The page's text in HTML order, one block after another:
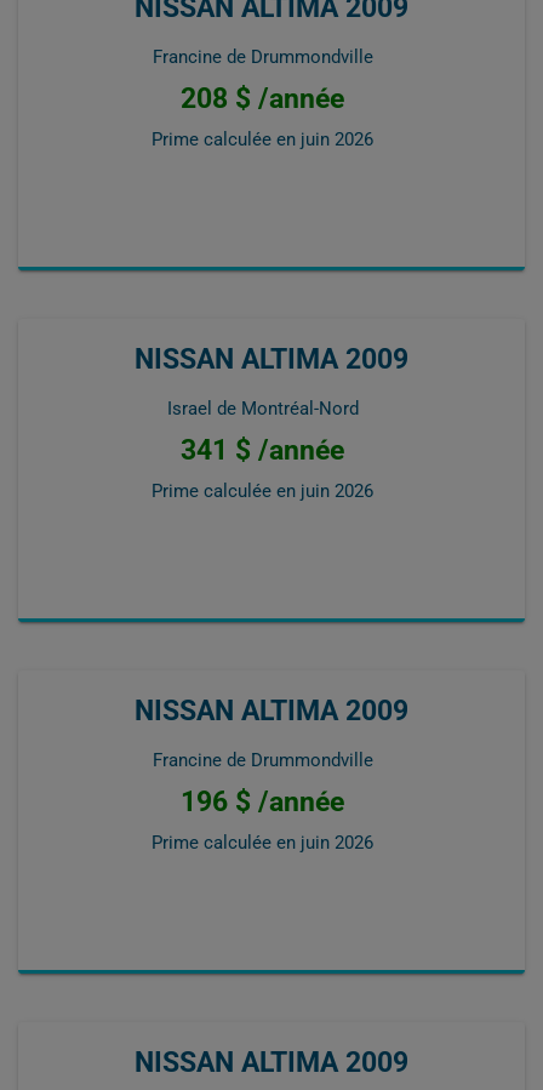
NISSAN ALTIMA 2009
Francine de Drummondville
208 $ /année
Prime calculée en juin 2026
NISSAN ALTIMA 2009
Israel de Montréal-Nord
341 $ /année
Prime calculée en juin 2026
NISSAN ALTIMA 2009
Francine de Drummondville
196 $ /année
Prime calculée en juin 2026
NISSAN ALTIMA 2009